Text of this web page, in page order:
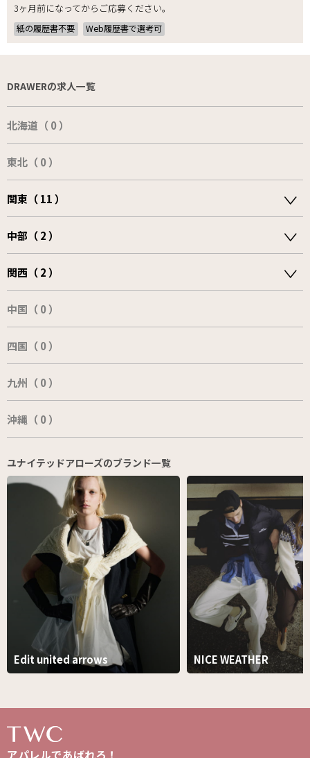
3ヶ月前になってからご応募ください。
紙の履歴書不要 Web履歴書で選考可
DRAWERの求人一覧
北海道（ 0 ）
東北（ 0 ）
関東（ 11 ）
中部（ 2 ）
関西（ 2 ）
中国（ 0 ）
四国（ 0 ）
九州（ 0 ）
沖縄（ 0 ）
ユナイテッドアローズのブランド一覧
Edit united arrows NICE WEATHER
アパレルであばれろ！